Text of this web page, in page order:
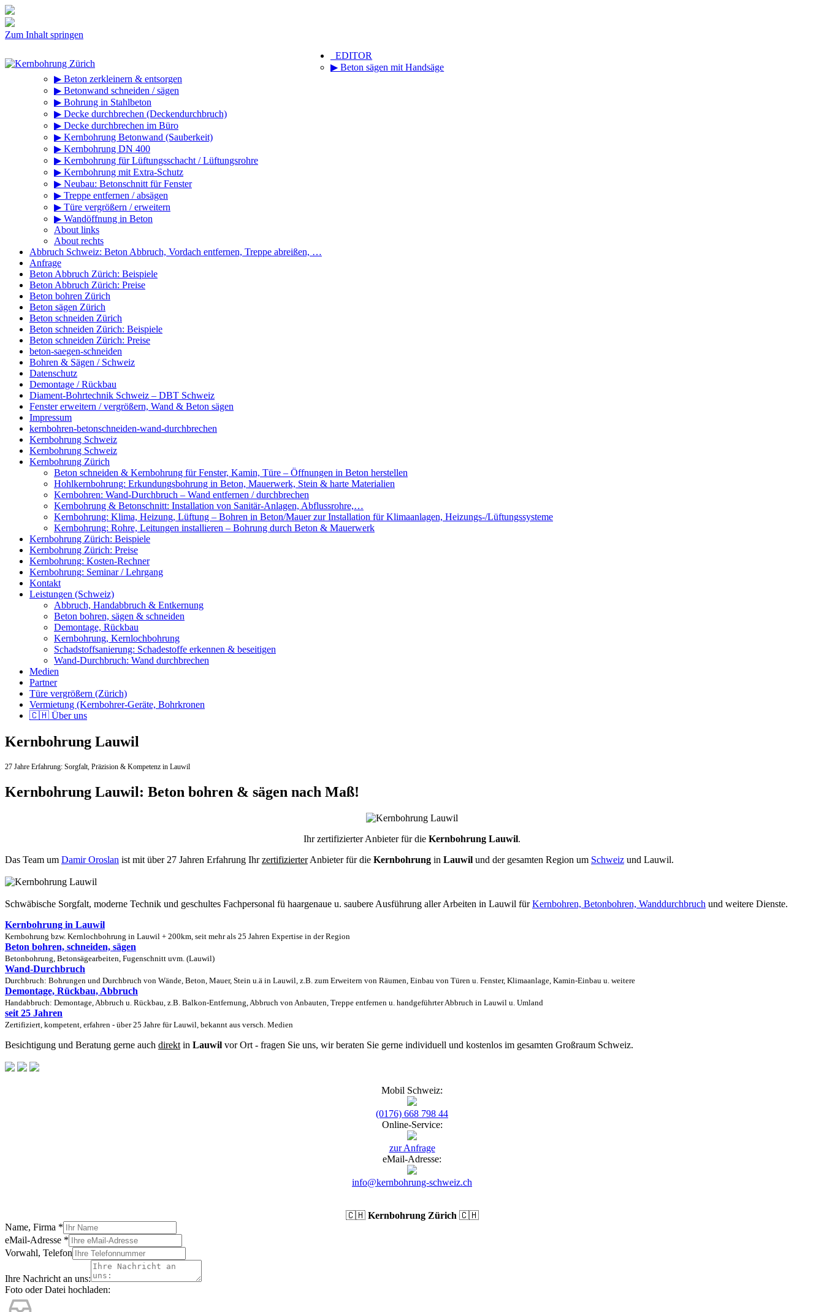
Zum Inhalt springen
_EDITOR
▶ Beton sägen mit Handsäge
▶ Beton zerkleinern & entsorgen
▶ Betonwand schneiden / sägen
▶ Bohrung in Stahlbeton
▶ Decke durchbrechen (Deckendurchbruch)
▶ Decke durchbrechen im Büro
▶ Kernbohrung Betonwand (Sauberkeit)
▶ Kernbohrung DN 400
▶ Kernbohrung für Lüftungsschacht / Lüftungsrohre
▶ Kernbohrung mit Extra-Schutz
▶ Neubau: Betonschnitt für Fenster
▶ Treppe entfernen / absägen
▶ Türe vergrößern / erweitern
▶ Wandöffnung in Beton
About links
About rechts
Abbruch Schweiz: Beton Abbruch, Vordach entfernen, Treppe abreißen, …
Anfrage
Beton Abbruch Zürich: Beispiele
Beton Abbruch Zürich: Preise
Beton bohren Zürich
Beton sägen Zürich
Beton schneiden Zürich
Beton schneiden Zürich: Beispiele
Beton schneiden Zürich: Preise
beton-saegen-schneiden
Bohren & Sägen / Schweiz
Datenschutz
Demontage / Rückbau
Diament-Bohrtechnik Schweiz – DBT Schweiz
Fenster erweitern / vergrößern, Wand & Beton sägen
Impressum
kernbohren-betonschneiden-wand-durchbrechen
Kernbohrung Schweiz
Kernbohrung Schweiz
Kernbohrung Zürich
Beton schneiden & Kernbohrung für Fenster, Kamin, Türe – Öffnungen in Beton herstellen
Hohlkernbohrung: Erkundungsbohrung in Beton, Mauerwerk, Stein & harte Materialien
Kernbohren: Wand-Durchbruch – Wand entfernen / durchbrechen
Kernbohrung & Betonschnitt: Installation von Sanitär-Anlagen, Abflussrohre,…
Kernbohrung: Klima, Heizung, Lüftung – Bohren in Beton/Mauer zur Installation für Klimaanlagen, Heizungs-/Lüftungssysteme
Kernbohrung: Rohre, Leitungen installieren – Bohrung durch Beton & Mauerwerk
Kernbohrung Zürich: Beispiele
Kernbohrung Zürich: Preise
Kernbohrung: Kosten-Rechner
Kernbohrung: Seminar / Lehrgang
Kontakt
Leistungen (Schweiz)
Abbruch, Handabbruch & Entkernung
Beton bohren, sägen & schneiden
Demontage, Rückbau
Kernbohrung, Kernlochbohrung
Schadstoffsanierung: Schadestoffe erkennen & beseitigen
Wand-Durchbruch: Wand durchbrechen
Medien
Partner
Türe vergrößern (Zürich)
Vermietung (Kernbohrer-Geräte, Bohrkronen
🇨🇭 Über uns
Kernbohrung Lauwil
27 Jahre Erfahrung: Sorgfalt, Präzision & Kompetenz in Lauwil
Kernbohrung Lauwil: Beton bohren & sägen nach Maß!
Ihr zertifizierter Anbieter für die Kernbohrung Lauwil.
Das Team um Damir Oroslan ist mit über 27 Jahren Erfahrung IhrzertifizierterAnbieter für die Kernbohrung in Lauwil und der gesamten Region um Schweiz und Lauwil.
Schwäbische Sorgfalt, moderne Technik und geschultes Fachpersonal fü haargenaue u. saubere Ausführung aller Arbeiten in Lauwil fürKernbohren, Betonbohren, Wanddurchbruch und weitere Dienste.
Kernbohrung in Lauwil
Kernbohrung bzw. Kernlochbohrung in Lauwil + 200km, seit mehr als 25 Jahren Expertise in der Region
Beton bohren, schneiden, sägen
Betonbohrung, Betonsägearbeiten, Fugenschnitt uvm. (Lauwil)
Wand-Durchbruch
Durchbruch: Bohrungen und Durchbruch von Wände, Beton, Mauer, Stein u.ä in Lauwil, z.B. zum Erweitern von Räumen, Einbau von Türen u. Fenster, Klimaanlage, Kamin-Einbau u. weitere
Demontage, Rückbau, Abbruch
Handabbruch: Demontage, Abbruch u. Rückbau, z.B. Balkon-Entfernung, Abbruch von Anbauten, Treppe entfernen u. handgeführter Abbruch in Lauwil u. Umland
seit 25 Jahren
Zertifiziert, kompetent, erfahren - über 25 Jahre für Lauwil, bekannt aus versch. Medien
Besichtigung und Beratung gerne auch direkt in Lauwil vor Ort - fragen Sie uns, wir beraten Sie gerne individuell und kostenlos im gesamten Großraum Schweiz.
Mobil Schweiz:
(0176) 668 798 44
Online-Service:
zur Anfrage
eMail-Adresse:
info@kernbohrung-schweiz.ch
🇨🇭 Kernbohrung Zürich 🇨🇭
Name, Firma *
eMail-Adresse *
Vorwahl, Telefon
Ihre Nachricht an uns:
Foto oder Datei hochladen: